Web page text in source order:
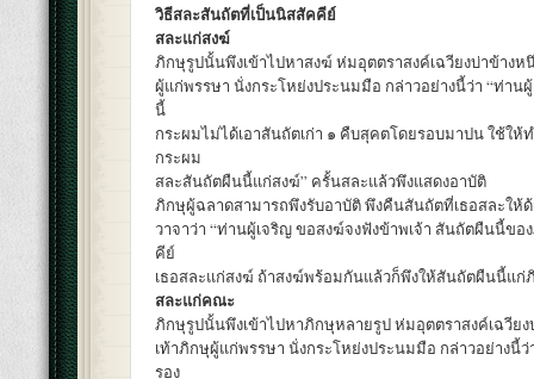
วิธีสละสันถัตที่เป็นนิสสัคคีย์
สละแก่สงฆ์
ภิกษุรูปนั้นพึงเข้าไปหาสงฆ์ ห่มอุตตราสงค์เฉวียงบ่าข้างห
ผู้แก่พรรษา นั่งกระโหย่งประนมมือ กล่าวอย่างนี้ว่า “ท่าน
นี้
กระผมไม่ได้เอาสันถัตเก่า ๑ คืบสุคตโดยรอบมาปน ใช้ให้
กระผม
สละสันถัตผืนนี้แก่สงฆ์” ครั้นสละแล้วพึงแสดงอาบัติ
ภิกษุผู้ฉลาดสามารถพึงรับอาบัติ พึงคืนสันถัตที่เธอสละให้
วาจาว่า “ท่านผู้เจริญ ขอสงฆ์จงฟังข้าพเจ้า สันถัตผืนนี้ข
คีย์
เธอสละแก่สงฆ์ ถ้าสงฆ์พร้อมกันแล้วก็พึงให้สันถัตผืนนี้แก่
สละแก่คณะ
ภิกษุรูปนั้นพึงเข้าไปหาภิกษุหลายรูป ห่มอุตตราสงค์เฉวียง
เท้าภิกษุผู้แก่พรรษา นั่งกระโหย่งประนมมือ กล่าวอย่างนี้
รอง